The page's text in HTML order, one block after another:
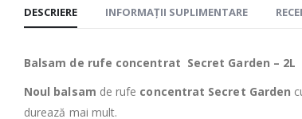
DESCRIERE INFORMAȚII SUPLIMENTARE
Balsam de rufe concentrat Secret Garden – 2L
Noul balsam de rufe concentrat Secret Garden
durează mai mult.